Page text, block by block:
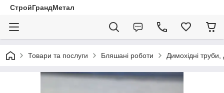
СтройГрандМетал
Товари та послуги Бляшані роботи Димохідні труби,